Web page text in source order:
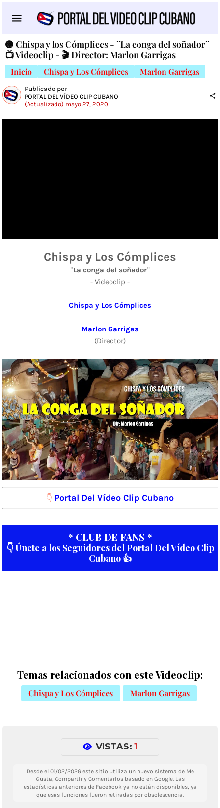
🟡 Chispa y los Cómplices - ¨La conga del soñador¨
📺 Videoclip - 🎬 Director: Marlon Garrigas
Inicio Chispa y Los Cómplices Marlon Garrigas
Publicado por
PORTAL DEL VÍDEO CLIP CUBANO
(Actualizado) mayo 27, 2020
Chispa y Los Cómplices
¨La conga del soñador¨
- Videoclip -
Chispa y Los Cómplices
Marlon Garrigas
(Director)
👇 Portal Del Vídeo Clip Cubano
* CLUB DE FANS *
👇 Únete a los Seguidores del Portal Del Vídeo Clip
Cubano 👍
Temas relacionados con este Videoclip:
Chispa y Los Cómplices Marlon Garrigas
VISTAS: 1
Desde el 01/02/2026 este sitio utiliza un nuevo sistema de Me
Gusta, Compartir y Comentarios basado en Google. Las
estadísticas anteriores de Facebook ya no están disponibles, ya
que esas funciones fueron retiradas por obsolescencia.